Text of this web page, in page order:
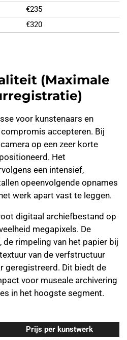
€235
€320
(Maximale
voor kunstenaars en
accepteren. Bij
op een zeer korte
Het
een intensief,
opeenvolgende opnames
werk apart vast te leggen.
digitaal archiefbestand op
megapixels. De
de rimpeling van het papier bij
van de verfstructuur
geregistreerd. Dit biedt de
voor museale archivering
in het hoogste segment.
Prijs per kunstwerk